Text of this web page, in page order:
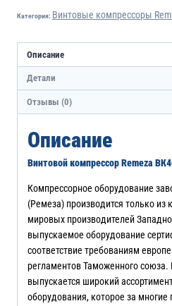
Категория: Винтовые компрессоры
Описание
Детали
Отзывы (0)
Описание
Винтовой компрессор Remeza
Компрессорное оборудование
(Ремеза) производится только
мировых производителей
выпускаемое оборудование
соответствие требованиям
регламентов Таможенного
выпускается широкий
оборудования, которое за многие